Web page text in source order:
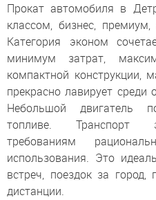
Прокат автомобиля в
классом, бизнес,
Категория эконом
минимум затрат,
компактной конструкции,
прекрасно лавирует среди
Небольшой двигатель
топливе. Транспорт
требованиям
использования. Это
встреч, поездок за
дистанции.